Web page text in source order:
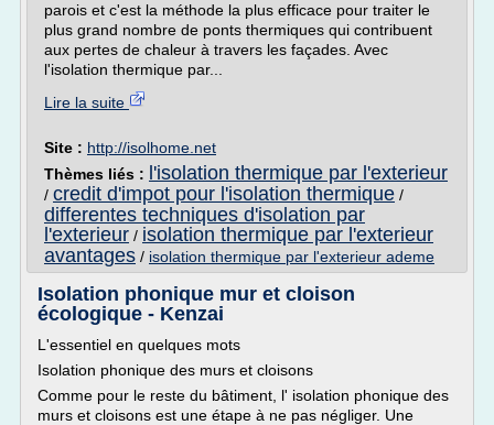
parois et c'est la méthode la plus efficace pour traiter le
plus grand nombre de ponts thermiques qui contribuent
aux pertes de chaleur à travers les façades. Avec
l'isolation thermique par...
Lire la suite
Site : http://isolhome.net
Thèmes liés :
l'isolation thermique par l'exterieur
/ credit d'impot pour l'isolation thermique /
differentes techniques d'isolation par
l'exterieur / isolation thermique par l'exterieur
avantages / isolation thermique par l'exterieur ademe
Isolation phonique mur et cloison
écologique - Kenzai
L'essentiel en quelques mots
Isolation phonique des murs et cloisons
Comme pour le reste du bâtiment, l' isolation phonique des
murs et cloisons est une étape à ne pas négliger. Une